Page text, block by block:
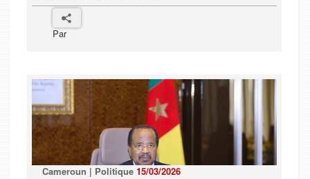
Par
Cameroun | Politique 15/03/2026